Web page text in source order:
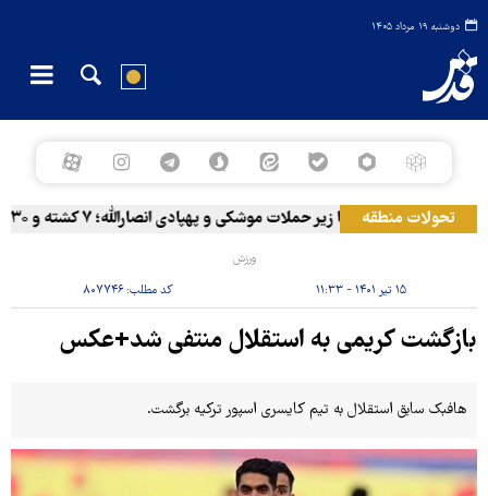
دوشنبه ۱۹ مرداد ۱۴۰۵
تحولات منطقهالمخا زیر حملات موشکی و پهپادی انصارالله؛ ۷ کشته و ۳۰ زخمی
ورزش
۱۵ تیر ۱۴۰۱ - ۱۱:۳۳ کد مطلب:۸۰۷۷۴۶
بازگشت کریمی به استقلال منتفی شد+عکس
هافبک سابق استقلال به تیم کایسری اسپور ترکیه برگشت.